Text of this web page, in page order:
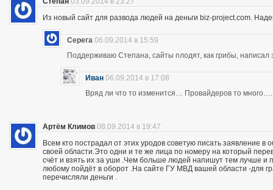
Из новый сайт для развода людей на деньги biz-project.com.
Серега 06.09.2014 в 15:59
Поддерживаю Степана, сайты плодят, как грибы,
Иван 06.09.2014 в 17:08
Вряд ли что то изменится… Провайдеров то много….
Артём Климов 08.09.2014 в 19:47
Всем кто пострадал от этих уродов советую писать заявление
своей области.Это одни и те же лица по номеру на который
счёт и взять их за уши .Чем больше людей напишут тем лучше и
любому пойдёт в оборот .На сайте ГУ МВД вашей области -для
перечисляли деньги .